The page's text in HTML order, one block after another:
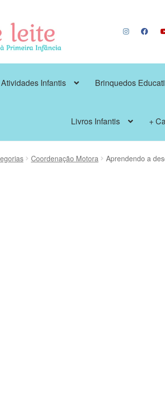
Atividades Infantis Brinquedos
Livros Infantis +
Coordenação Motora Aprendendo a